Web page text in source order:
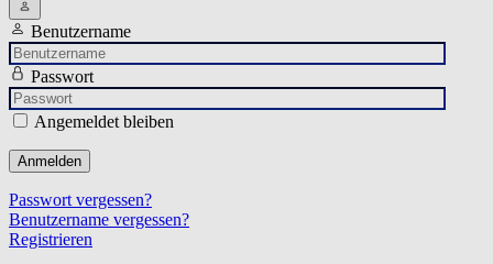
Benutzername
Passwort
Angemeldet bleiben
Anmelden
Passwort vergessen?
Benutzername vergessen?
Registrieren